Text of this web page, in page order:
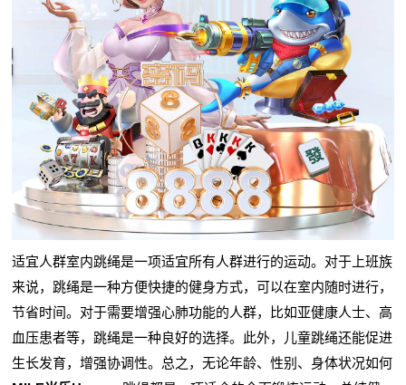
适宜人群室内跳绳是一项适宜所有人群进行的运动。对于上班族
来说，跳绳是一种方便快捷的健身方式，可以在室内随时进行，
节省时间。对于需要增强心肺功能的人群，比如亚健康人士、高
血压患者等，跳绳是一种良好的选择。此外，儿童跳绳还能促进
生长发育，增强协调性。总之，无论年龄、性别、身体状况如何